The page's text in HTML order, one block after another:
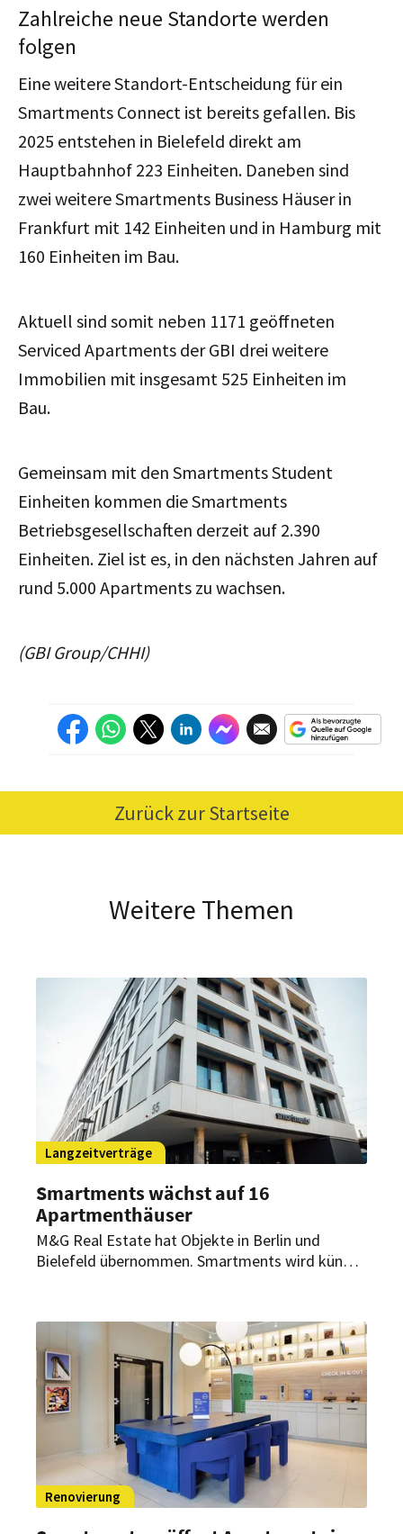
Zahlreiche neue Standorte werden
folgen
Eine weitere Standort-Entscheidung für ein
Smartments Connect ist bereits gefallen. Bis
2025 entstehen in Bielefeld direkt am
Hauptbahnhof 223 Einheiten. Daneben sind
zwei weitere Smartments Business Häuser in
Frankfurt mit 142 Einheiten und in Hamburg mit
160 Einheiten im Bau.
Aktuell sind somit neben 1171 geöffneten
Serviced Apartments der GBI drei weitere
Immobilien mit insgesamt 525 Einheiten im
Bau.
Gemeinsam mit den Smartments Student
Einheiten kommen die Smartments
Betriebsgesellschaften derzeit auf 2.390
Einheiten. Ziel ist es, in den nächsten Jahren auf
rund 5.000 Apartments zu wachsen.
(GBI Group/CHHI)
Zurück zur Startseite
Weitere Themen
Langzeitverträge
Smartments wächst auf 16
Apartmenthäuser
M&G Real Estate hat Objekte in Berlin und
Bielefeld übernommen. Smartments wird künftig
Renovierung